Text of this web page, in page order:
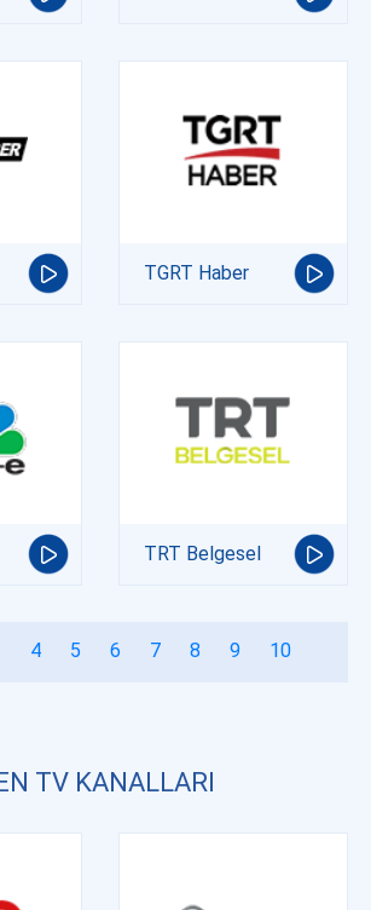
TGRT Haber
TRT Belgesel
4 5 6 7 8 9 10
TV KANALLARI